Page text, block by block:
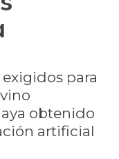
para
obtenido
artificial